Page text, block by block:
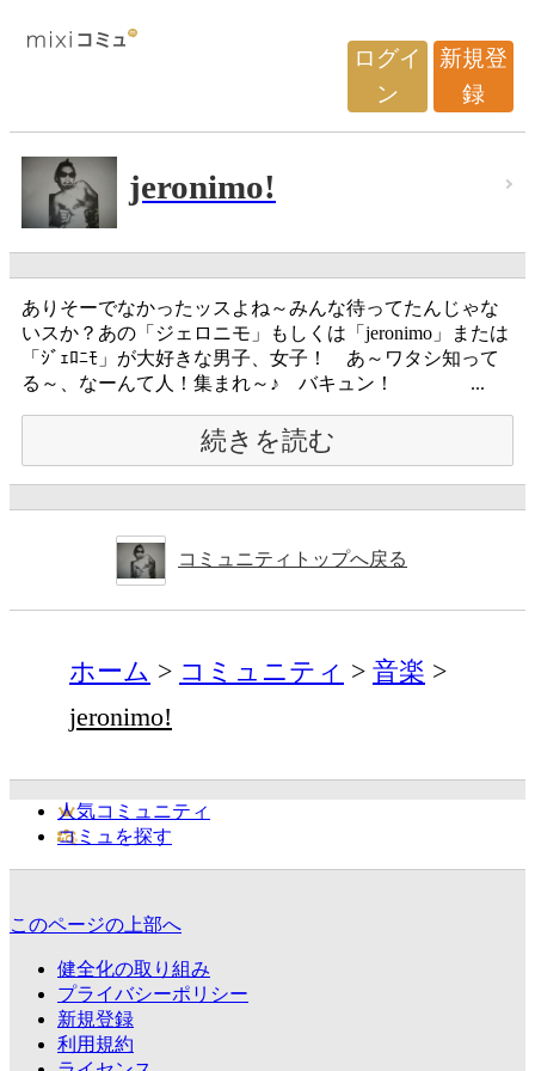
ログイ
ン
新規登
録
jeronimo!
ありそーでなかったッスよね～みんな待ってたんじゃな
いスか？あの「ジェロニモ」もしくは「jeronimo」または
「ｼﾞｪﾛﾆﾓ」が大好きな男子、女子！ あ～ワタシ知って
る～、なーんて人！集まれ～♪ バキュン！ ...
続きを読む
コミュニティトップへ戻る
ホーム コミュニティ
音楽
jeronimo!
人気コミュニティ
コミュを探す
このページの上部へ
健全化の取り組み
プライバシーポリシー
新規登録
利用規約